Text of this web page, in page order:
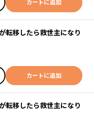
カートに追加
転移したら救世主になり
カートに追加
転移したら救世主になり